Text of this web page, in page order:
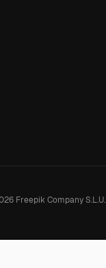
Freepik Company S.L.U.